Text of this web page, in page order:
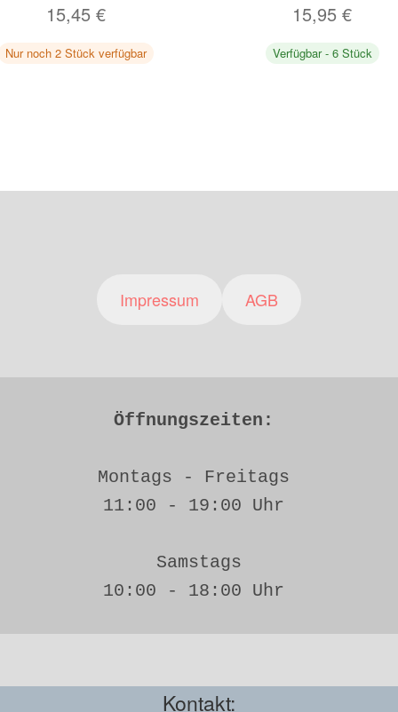
15,45 €
Nur noch 2 Stück verfügbar
15,95€
Verfügbar - 6 Stück
Impressum AGB
Öffnungszeiten:
Montags - Freitags
11:00 - 19:00 Uhr
Samstags
10:00 - 18:00 Uhr
Kontakt: